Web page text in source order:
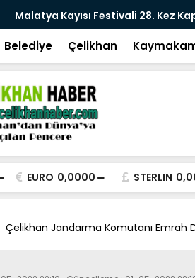
Malatya Kayısı Festivali 28. Kez
Belediye Çelikhan
EURO 0,0000 STERLIN
Çelikhan Jandarma Komutanı Emrah